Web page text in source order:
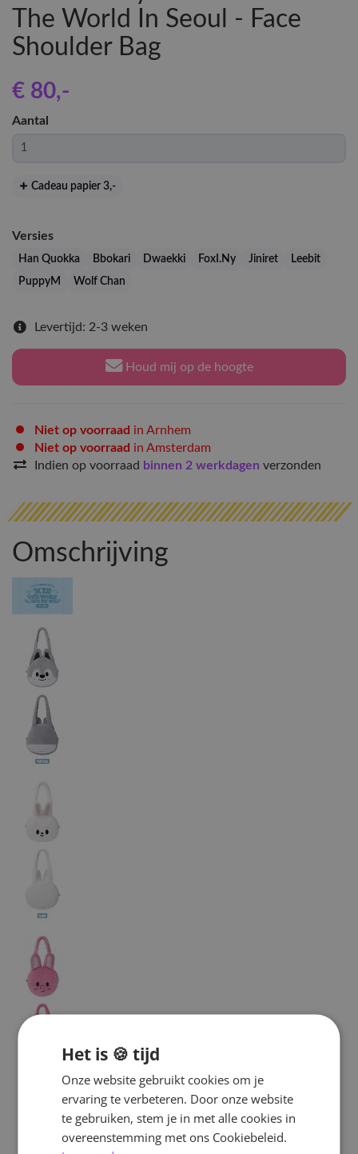
The World In Seoul - Face
Shoulder Bag
€ 80,-
Aantal
Cadeau papier 3,-
Versies
Han Quokka Bbokari Dwaekki FoxI.Ny Jiniret
Leebit
PuppyM
Wolf Chan
Levertijd: 2-3 weken
Houd mij op de hoogte
Niet op voorraad in Arnhem
Niet op voorraad in Amsterdam
Indien op voorraad binnen 2 werkdagen verzonden
Omschrijving
Het is 🍪 tijd
Onze website gebruikt cookies om je
ervaring te verbeteren. Door onze website
te gebruiken, stem je in met alle cookies in
overeenstemming met ons Cookiebeleid.